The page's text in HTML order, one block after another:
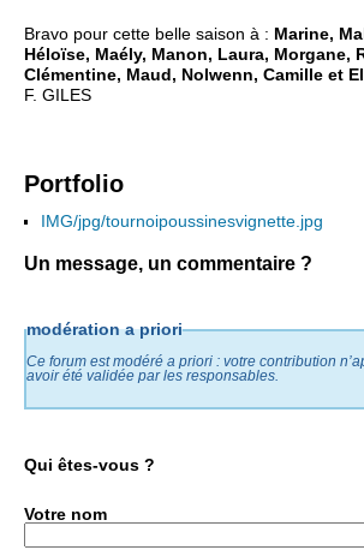
Bravo pour cette belle saison à : Marine,
Héloïse, Maély, Manon, Laura, Morgane,
Clémentine, Maud, Nolwenn, Camille et
F. GILES
Portfolio
IMG/jpg/tournoipoussinesvignette.jpg
Un message, un commentaire ?
modération a priori
Ce forum est modéré a priori : votre contribution
avoir été validée par les responsables.
Qui êtes-vous ?
Votre nom